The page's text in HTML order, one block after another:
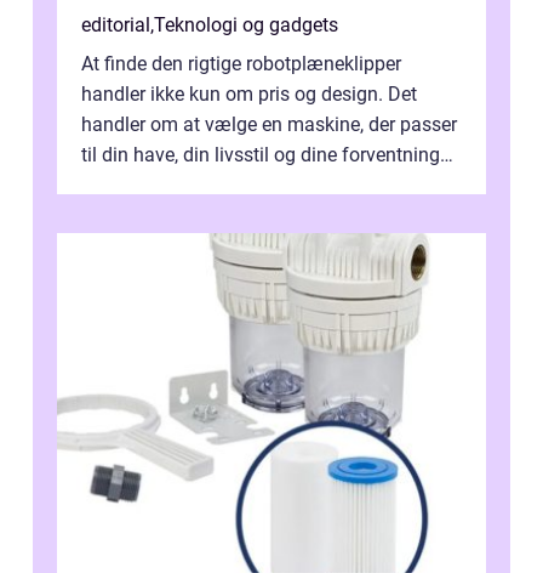
editorial,Teknologi og gadgets
At finde den rigtige robotplæneklipper
handler ikke kun om pris og design. Det
handler om at vælge en maskine, der passer
til din have, din livsstil og dine forventninger.